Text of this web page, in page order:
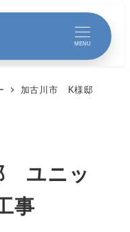
MENU
加古川市 K様邸
ユニッ
事